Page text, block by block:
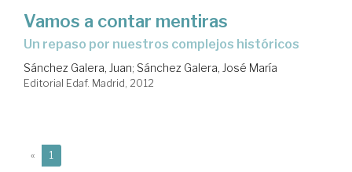
Vamos a contar mentiras
un repaso por nuestros complejos históricos
Sánchez Galera, Juan; Sánchez Galera, José María
Editorial Edaf. Madrid, 2012
« 1